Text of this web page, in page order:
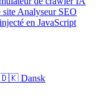
site Analyseur SEO
en JavaScript
🇩🇰 Dansk